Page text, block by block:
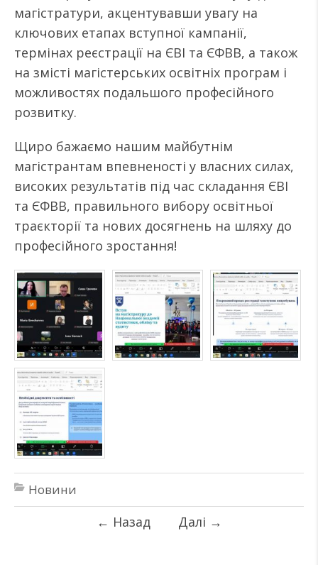
магістратури, акцентувавши увагу на
ключових етапах вступної кампанії,
термінах реєстрації на ЄВІ та ЄФВВ, а також
на змісті магістерських освітніх програм і
можливостях подальшого професійного
розвитку.
Щиро бажаємо нашим майбутнім
магістрантам впевненості у власних силах,
високих результатів під час складання ЄВІ
та ЄФВВ, правильного вибору освітньої
траєкторії та нових досягнень на шляху до
професійного зростання!
Новини
← Назад Далі →